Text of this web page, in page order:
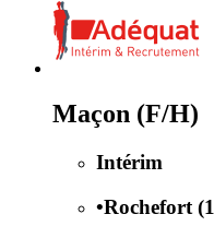
Maçon (F/H)
Intérim
•Rochefort